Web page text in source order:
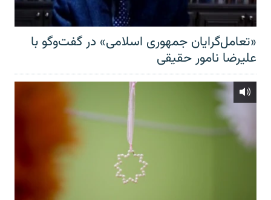
«تعامل‌گرایان جمهوری اسلامی» در گفت‌وگو با
علیرضا نامور حقیقی